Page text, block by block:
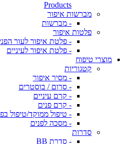
Products
מברשות איפור
- מברשות
פלטות איפור
- פלטת איפור לעור
- פלטת איפור לעיניים
מוצרי טיפוח
קטגוריות
- מסיר איפור
- סרום / בוסטרים
- קרם עיניים
- קרם פנים
- טיפול ממוקד/טיפול
- מסכה לפנים
סדרות
- סדרת BB